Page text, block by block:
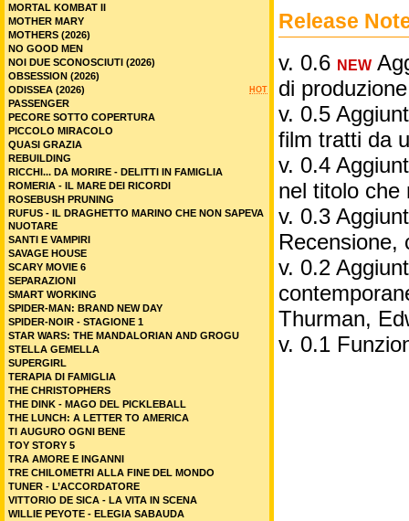
Release
v. 0.6 NEW
di
v. 0.5
film tratti da
v. 0.4
nel titolo che
v. 0.3
Recensione,
v. 0.2
Thurman,
v. 0.1
MORTAL KOMBAT II
MOTHER MARY
MOTHERS (2026)
NO GOOD MEN
NOI DUE SCONOSCIUTI (2026)
OBSESSION (2026)
HOT
ODISSEA (2026)
PASSENGER
PECORE SOTTO COPERTURA
PICCOLO MIRACOLO
QUASI GRAZIA
REBUILDING
RICCHI... DA MORIRE - DELITTI IN FAMIGLIA
ROMERIA - IL MARE DEI RICORDI
ROSEBUSH PRUNING
RUFUS - IL DRAGHETTO MARINO CHE NON SAPEVA
NUOTARE
SANTI E VAMPIRI
SAVAGE HOUSE
SCARY MOVIE 6
SEPARAZIONI
SMART WORKING
SPIDER-MAN: BRAND NEW DAY
SPIDER-NOIR - STAGIONE 1
STAR WARS: THE MANDALORIAN AND GROGU
STELLA GEMELLA
SUPERGIRL
TERAPIA DI FAMIGLIA
THE CHRISTOPHERS
THE DINK - MAGO DEL PICKLEBALL
THE LUNCH: A LETTER TO AMERICA
TI AUGURO OGNI BENE
TOY STORY 5
TRA AMORE E INGANNI
TRE CHILOMETRI ALLA FINE DEL MONDO
TUNER - L’ACCORDATORE
VITTORIO DE SICA - LA VITA IN SCENA
WILLIE PEYOTE - ELEGIA SABAUDA